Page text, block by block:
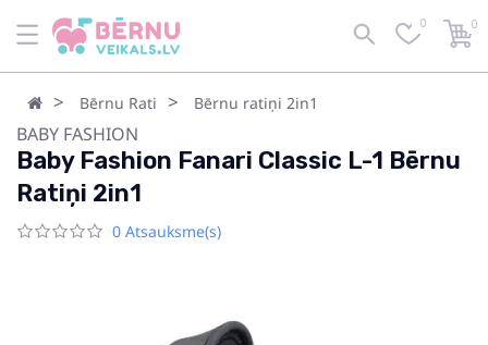
0 0
Bērnu Rati Bērnu ratiņi 2in1
BABY FASHION
Baby Fashion Fanari Classic L-1 Bērnu
Ratiņi 2in1
0 Atsauksme(s)